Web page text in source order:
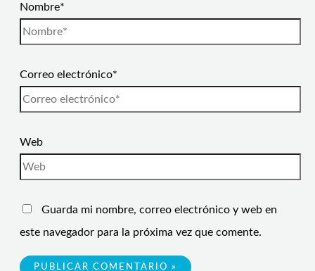
Nombre*
Correo electrónico*
Web
Guarda mi nombre, correo electrónico y web en
este navegador para la próxima vez que comente.